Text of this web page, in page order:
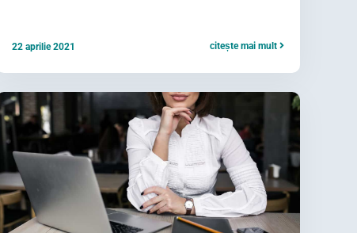
citește mai mult
22 aprilie 2021